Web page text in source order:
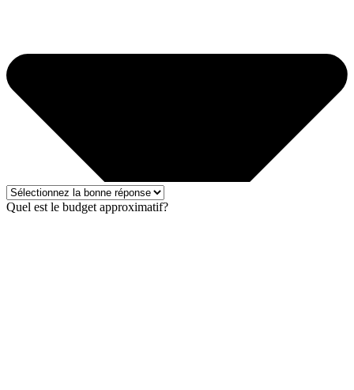
Quel est le budget approximatif?